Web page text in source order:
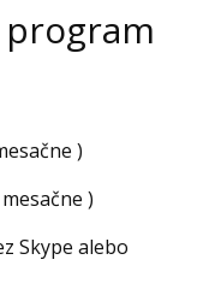
program
)
)
Skype alebo